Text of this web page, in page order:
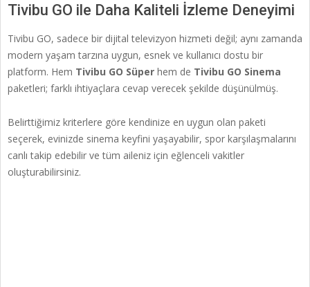
Tivibu GO ile Daha Kaliteli İzleme Deneyimi
Tivibu GO, sadece bir dijital televizyon hizmeti değil; aynı zamanda
modern yaşam tarzına uygun, esnek ve kullanıcı dostu bir
platform. Hem Tivibu GO Süper hem de Tivibu GO Sinema
paketleri; farklı ihtiyaçlara cevap verecek şekilde düşünülmüş.
Belirttiğimiz kriterlere göre kendinize en uygun olan paketi
seçerek, evinizde sinema keyfini yaşayabilir, spor karşılaşmalarını
canlı takip edebilir ve tüm aileniz için eğlenceli vakitler
oluşturabilirsiniz.